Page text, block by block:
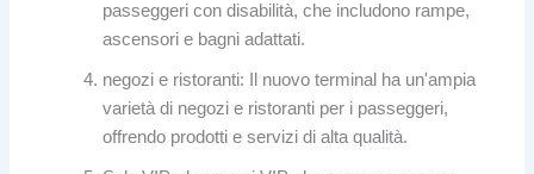
passeggeri con disabilità, che includono rampe,
ascensori e bagni adattati.
negozi e ristoranti: Il nuovo terminal ha un'ampia
varietà di negozi e ristoranti per i passeggeri,
offrendo prodotti e servizi di alta qualità.